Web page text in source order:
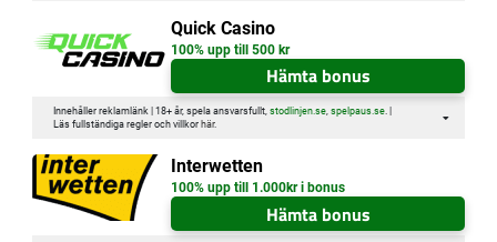
Quick Casino
100% upp till 500 kr
Hämta bonus
Innehåller reklamlänk | 18+ år, spela ansvarsfullt, stodlinjen.se, spelpaus.se. |
Läs fullständiga regler och villkor här.
Interwetten
100% upp till 1.000kr i bonus
Hämta bonus